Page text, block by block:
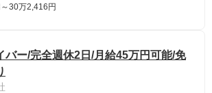
30万2,416円
バー/完全週休2日/月給45万円可能/免